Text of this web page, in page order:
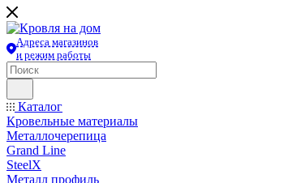
Адреса магазинов
и режим работы
Каталог
Кровельные материалы
Металлочерепица
Grand Line
SteelX
Металл профиль